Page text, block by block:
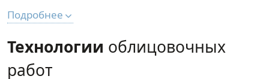
Подробнее
Технологии облицовочных
работ